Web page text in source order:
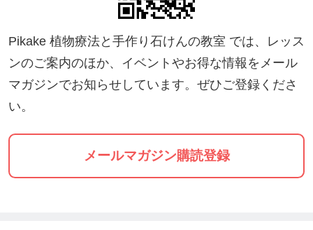
2.録画配信
リアルタイム配信終了後、録画配信用のURLがメー
ルで届きます。マルシェ出品リストも合わせて届き
ますので、録画配信を視聴しながら、期限内にお得
[注意事項]
Pikake 植物療法と手作り石けんの教室 では、レッス
ンのご案内のほか、イベントやお得な情報をメール
マガジンでお知らせしています。ぜひご登録くださ
い。
メールマガジン購読登録